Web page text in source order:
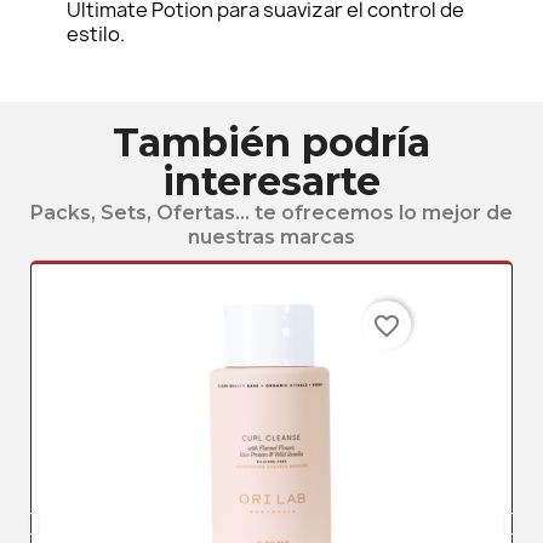
Ultimate Potion para suavizar el control de
estilo.
También podría
interesarte
Packs, Sets, Ofertas... te ofrecemos lo mejor de
nuestras marcas
favorite_border